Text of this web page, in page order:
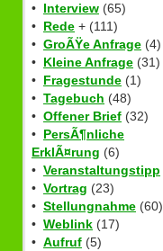
• Interview (65)
• Rede + (111)
• GroÃŸe Anfrage (4)
• Kleine Anfrage (31)
• Fragestunde (1)
• Tagebuch (48)
• Offener Brief (32)
• PersÃ¶nliche
ErklÃ¤rung (6)
• Veranstaltungstipp
• Vortrag (23)
• Stellungnahme (60)
• Weblink (17)
• Aufruf (5)